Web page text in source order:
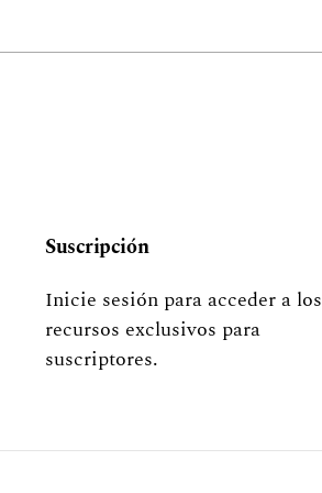
Suscripción
Inicie sesión para acceder a los
recursos exclusivos para
suscriptores.